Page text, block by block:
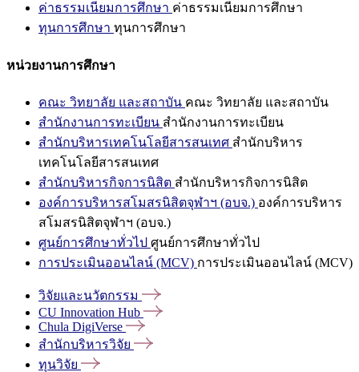
ค่าธรรมเนียมการศึกษา ค่าธรรมเนียมการศึกษา
ทุนการศึกษา ทุนการศึกษา
หน่วยงานการศึกษา
คณะ วิทยาลัย และสถาบัน คณะ วิทยาลัย และสถาบัน
สำนักงานการทะเบียน สำนักงานการทะเบียน
สำนักบริหารเทคโนโลยีสารสนเทศ สำนักบริหาร
เทคโนโลยีสารสนเทศ
สำนักบริหารกิจการนิสิต สำนักบริหารกิจการนิสิต
องค์การบริหารสโมสรนิสิตจุฬาฯ (อบจ.) องค์การบริหาร
สโมสรนิสิตจุฬาฯ (อบจ.)
ศูนย์การศึกษาทั่วไป ศูนย์การศึกษาทั่วไป
การประเมินออนไลน์ (MCV) การประเมินออนไลน์ (MCV)
วิจัยและนวัตกรรม
CU Innovation Hub
Chula DigiVerse
สำนักบริหารวิจัย
ทุนวิจัย